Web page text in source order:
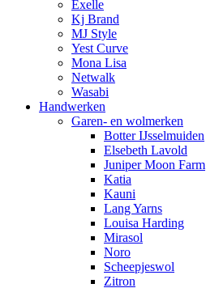
Exelle
Kj Brand
MJ Style
Yest Curve
Mona Lisa
Netwalk
Wasabi
Handwerken
Garen- en wolmerken
Botter IJsselmuiden
Elsebeth Lavold
Juniper Moon Farm
Katia
Kauni
Lang Yarns
Louisa Harding
Mirasol
Noro
Scheepjeswol
Zitron